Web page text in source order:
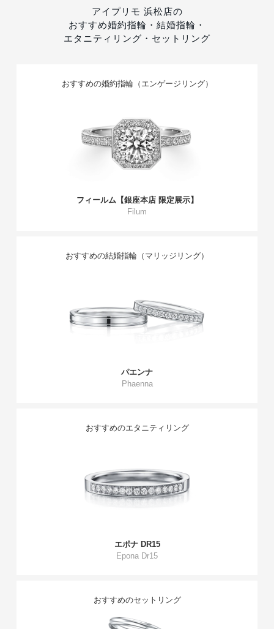
アイプリモ 浜松店の
おすすめ婚約指輪・結婚指輪・
エタニティリング・セットリング
おすすめの婚約指輪（エンゲージリング）
フィールム【銀座本店 限定展示】
Filum
おすすめの結婚指輪（マリッジリング）
パエンナ
Phaenna
おすすめのエタニティリング
エポナ DR15
Epona Dr15
おすすめのセットリング